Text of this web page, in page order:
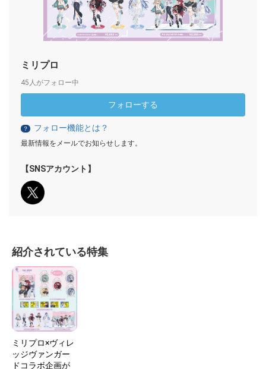
ミリプロ
45人がフォロー中
フォローする
？ フォロー機能とは？
最新情報をメールでお知らせします。
【SNSアカウント】
紹介されている特集
ミリプロ×ヴィレ
ッジヴァンガー
ドコラボ企画が